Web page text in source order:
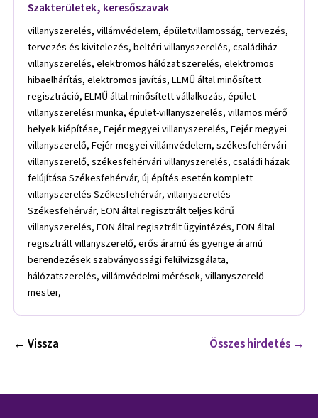
Szakterületek, keresőszavak
villanyszerelés, villámvédelem, épületvillamosság, tervezés,
tervezés és kivitelezés, beltéri villanyszerelés, családiház-
villanyszerelés, elektromos hálózat szerelés, elektromos
hibaelhárítás, elektromos javítás, ELMŰ által minősített
regisztráció, ELMŰ által minősített vállalkozás, épület
villanyszerelési munka, épület-villanyszerelés, villamos mérő
helyek kiépítése, Fejér megyei villanyszerelés, Fejér megyei
villanyszerelő, Fejér megyei villámvédelem, székesfehérvári
villanyszerelő, székesfehérvári villanyszerelés, családi házak
felújítása Székesfehérvár, új építés esetén komplett
villanyszerelés Székesfehérvár, villanyszerelés
Székesfehérvár, EON által regisztrált teljes körű
villanyszerelés, EON által regisztrált ügyintézés, EON által
regisztrált villanyszerelő, erős áramú és gyenge áramú
berendezések szabványossági felülvizsgálata,
hálózatszerelés, villámvédelmi mérések, villanyszerelő
mester,
← Vissza Összes hirdetés →